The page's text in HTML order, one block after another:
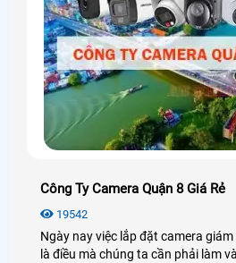
Công Ty Camera Quận 8 Giá Rẻ
19542
Ngày nay việc lắp đặt camera
là điều mà chúng ta cần phải làm